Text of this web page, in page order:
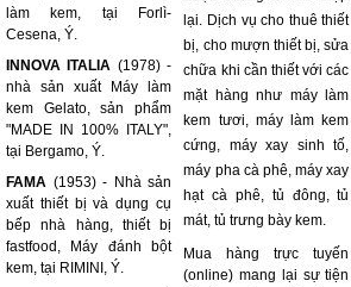
làm kem, tại Forlì-
Cesena, Ý.
INNOVA ITALIA (1978) -
nhà sản xuất Máy làm
kem Gelato, sản phẩm
"MADE IN 100% ITALY",
tại Bergamo, Ý.
FAMA (1953) - Nhà sản
xuất thiết bị và dụng cụ
bếp nhà hàng, thiết bị
fastfood, Máy đánh bột
kem, tại RIMINI, Ý.
lại. Dịch vụ cho thuê thiết
bị, cho mượn thiết bị, sửa
chữa khi cần thiết với các
mặt hàng như máy làm
kem tươi, máy làm kem
cứng, máy xay sinh tố,
máy pha cà phê, máy xay
hạt cà phê, tủ đông, tủ
mát, tủ trưng bày kem.
Mua hàng trực tuyến
(online) mang lại sự tiện